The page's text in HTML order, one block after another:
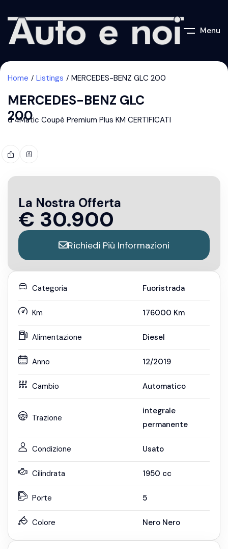
Menu
Home Listings MERCEDES-BENZ GLC 200
MERCEDES-BENZ GLC
200
d 4Matic Coupé Premium Plus KM CERTIFICATI
La Nostra Offerta
€ 30.900
Richiedi Più Informazioni
Categoria Fuoristrada
Km 176000 Km
Alimentazione Diesel
Anno 12/2019
Cambio Automatico
Trazione
integrale
permanente
Condizione Usato
Cilindrata 1950 cc
Porte 5
Colore Nero Nero